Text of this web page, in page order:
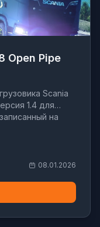
Open Pipe
Scania
1.4 для
на
08.01.2026